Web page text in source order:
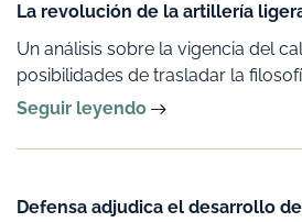
La revolución de la artillería
Un análisis sobre la vigencia del
posibilidades de trasladar la
Seguir leyendo
Defensa adjudica el desarrollo